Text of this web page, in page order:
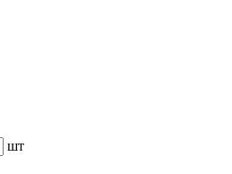
шт